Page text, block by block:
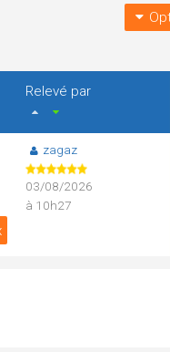
Relevé par
zagaz
03/08/2026
à 10h27